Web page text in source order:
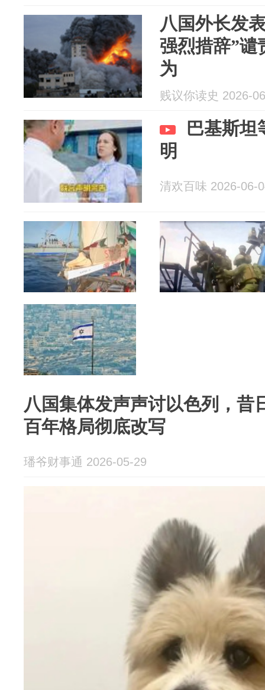
八国外长发
强烈措辞”谴
为
贱议你读史 2026-
巴基斯坦
明
清欢百味 2026-06-
八国集体发声声讨以色列，昔
百年格局彻底改写
璠爷财事通 2026-05-29